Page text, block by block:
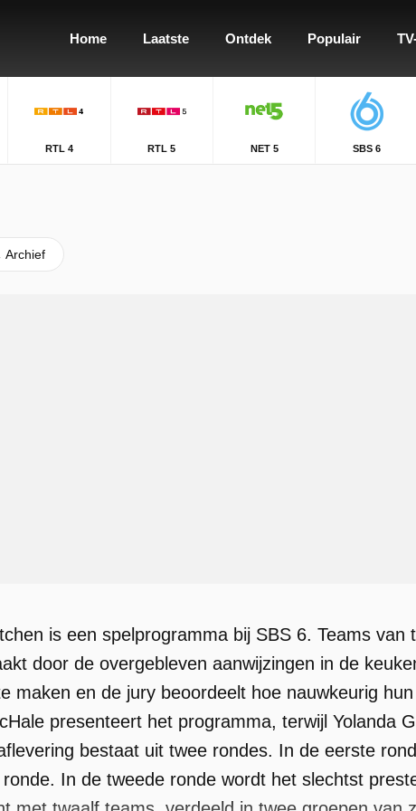
Home Laatste Ontdek Populair
RTL 4 RTL 5 NET 5 SBS 6
Archief
is een spelprogramma bij SBS 6. Teams
door de overgebleven aanwijzingen in de
maken en de jury beoordeelt hoe nauwkeurig
presenteert het programma, terwijl Yolanda
bestaat uit twee rondes. In de eerste
In de tweede ronde wordt het slechtst